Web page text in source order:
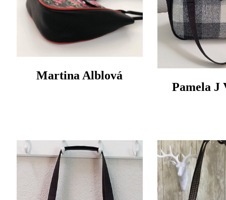
Martina Alblová
Pamela J